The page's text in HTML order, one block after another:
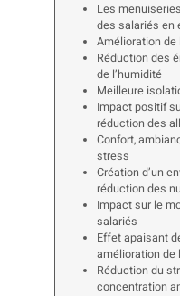
Les
des salariés en
Amélioration de
Réduction des
de l’humidité
Meilleure
Impact positif
réduction des
Confort,
stress
Création d’un
réduction des
Impact sur le
salariés
Effet apaisant
amélioration de
Réduction du
concentration